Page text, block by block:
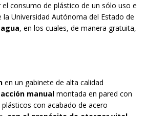
el consumo de plástico de un sólo uso e
Universidad Autónoma del Estado de
, en los cuales, de manera gratuita,
en un gabinete de alta calidad
manual montada en pared con
con acabado de acero